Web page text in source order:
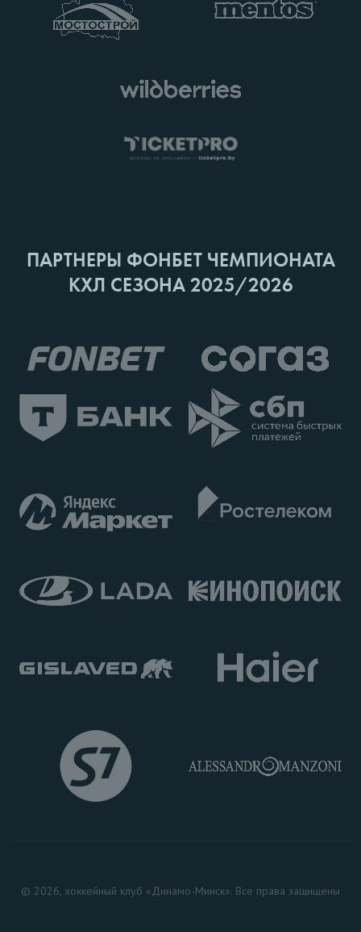
ПАРТНЕРЫ ФОНБЕТ ЧЕМПИОНАТА
КХЛ СЕЗОНА 2025/2026
© 2026, хоккейный клуб «Динамо-Минск». Все права защищены